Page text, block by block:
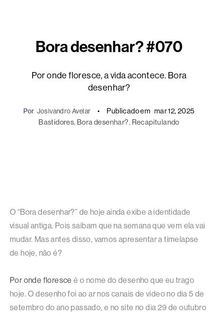
Bora desenhar? #070
Por onde floresce, a vida acontece. Bora
desenhar?
Por Josivandro Avelar Publicado em mar 12, 2025
Bastidores, Bora desenhar?, Recapitulando
O “Bora desenhar?” de hoje ainda exibe a identidade
visual antiga. Pois saibam que na semana que vem ela vai
mudar. Mas antes disso, vamos apresentar a timelapse
de hoje, não é?
Por onde floresce é o nome do desenho que eu trago
hoje. O desenho foi ao ar nos canais de vídeo no dia 5 de
setembro do ano passado, e no site no dia 29 de outubro